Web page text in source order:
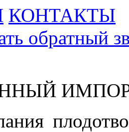
КОНТАКТЫ
обратный